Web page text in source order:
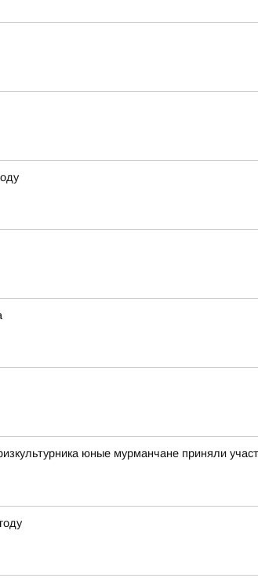
юные мурманчане приняли